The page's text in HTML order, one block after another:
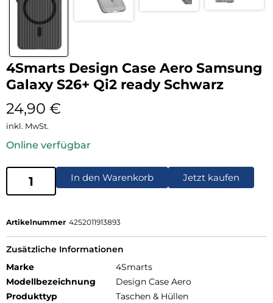
4Smarts Design Case Aero Samsung
Galaxy S26+ Qi2 ready Schwarz
24,90 €
inkl. MwSt.
Online verfügbar
In den Warenkorb Jetzt kaufen
Artikelnummer 4252011913893
Zusätzliche Informationen
Marke
4Smarts
Modellbezeichnung
Design Case Aero
Produkttyp
Taschen & Hüllen